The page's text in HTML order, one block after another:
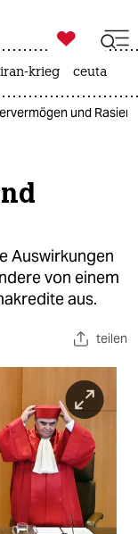

taz zahl ich
iran-krieg ceuta
und
Auswirkungen
von einem
aus.
teilen